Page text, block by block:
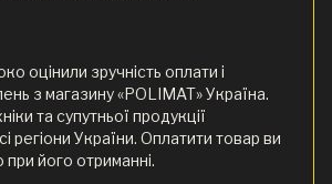
оцінили зручність оплати і
з магазину «POLIMAT» Україна.
та супутньої продукції
регіони України. Оплатити товар ви
його отриманні.